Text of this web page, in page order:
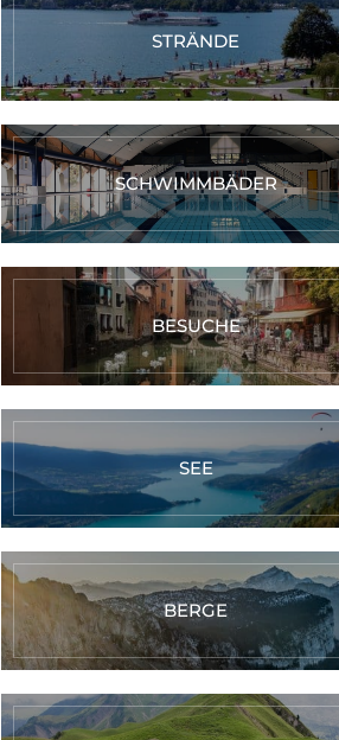
STRÄNDE
SCHWIMMBÄDER
BESUCHE
SEE
BERGE